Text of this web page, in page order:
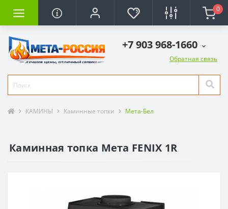
0
+7 903 968-1660
Обратная связь
КАМИНЫ Каминные топки Мета-Бел
Каминная топка Мета FENIX 1R